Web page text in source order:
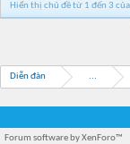
Hiển thị chủ đề từ 1 đến 3
Diễn đàn ...
Forum software by XenForo™